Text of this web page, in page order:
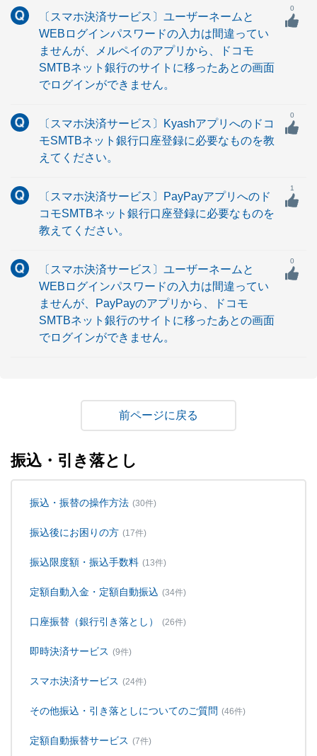
〔スマホ決済サービス〕ユーザーネームと
WEBログインパスワードの入力は間違ってい
ませんが、メルペイのアプリから、ドコモ
SMTBネット銀行のサイトに移ったあとの画面
でログインができません。
0
〔スマホ決済サービス〕Kyashアプリへのドコ
モSMTBネット銀行口座登録に必要なものを教
えてください。
0
〔スマホ決済サービス〕PayPayアプリへのド
コモSMTBネット銀行口座登録に必要なものを
教えてください。
1
〔スマホ決済サービス〕ユーザーネームと
WEBログインパスワードの入力は間違ってい
ませんが、PayPayのアプリから、ドコモ
SMTBネット銀行のサイトに移ったあとの画面
でログインができません。
0
戻る
振込・引き落とし
振込・振替の操作方法 (30件)
振込後にお困りの方 (17件)
振込限度額・振込手数料 (13件)
定額自動入金・定額自動振込 (34件)
口座振替（銀行引き落とし） (26件)
即時決済サービス (9件)
スマホ決済サービス (24件)
その他振込・引き落としについてのご質問 (46件)
定額自動振替サービス (7件)